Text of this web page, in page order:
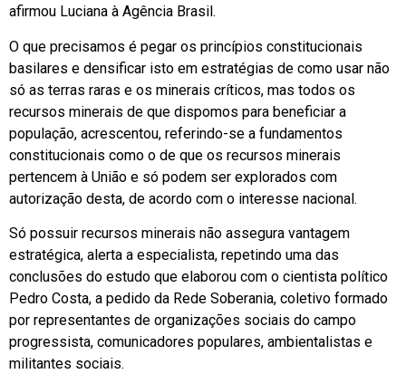
afirmou Luciana à Agência Brasil.
O que precisamos é pegar os princípios constitucionais
basilares e densificar isto em estratégias de como usar não
só as terras raras e os minerais críticos, mas todos os
recursos minerais de que dispomos para beneficiar a
população, acrescentou, referindo-se a fundamentos
constitucionais como o de que os recursos minerais
pertencem à União e só podem ser explorados com
autorização desta, de acordo com o interesse nacional.
Só possuir recursos minerais não assegura vantagem
estratégica, alerta a especialista, repetindo uma das
conclusões do estudo que elaborou com o cientista político
Pedro Costa, a pedido da Rede Soberania, coletivo formado
por representantes de organizações sociais do campo
progressista, comunicadores populares, ambientalistas e
militantes sociais.